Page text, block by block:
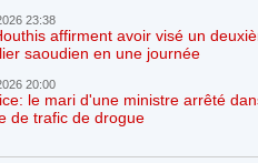
23:38
affirment avoir visé un
saoudien en une journée
20:00
le mari d'une ministre arrêté
de trafic de drogue